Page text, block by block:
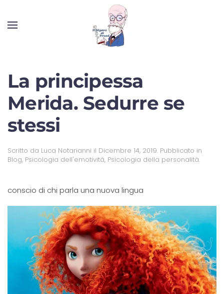
La principessa
Merida. Sedurre se
stessi
Scritto da Luca Notarianni il Dicembre 14, 2019. Pubblicato in
Blog, Psicologia dell'emotività, Psicologia della personalità.
conscio di chi parla una nuova lingua